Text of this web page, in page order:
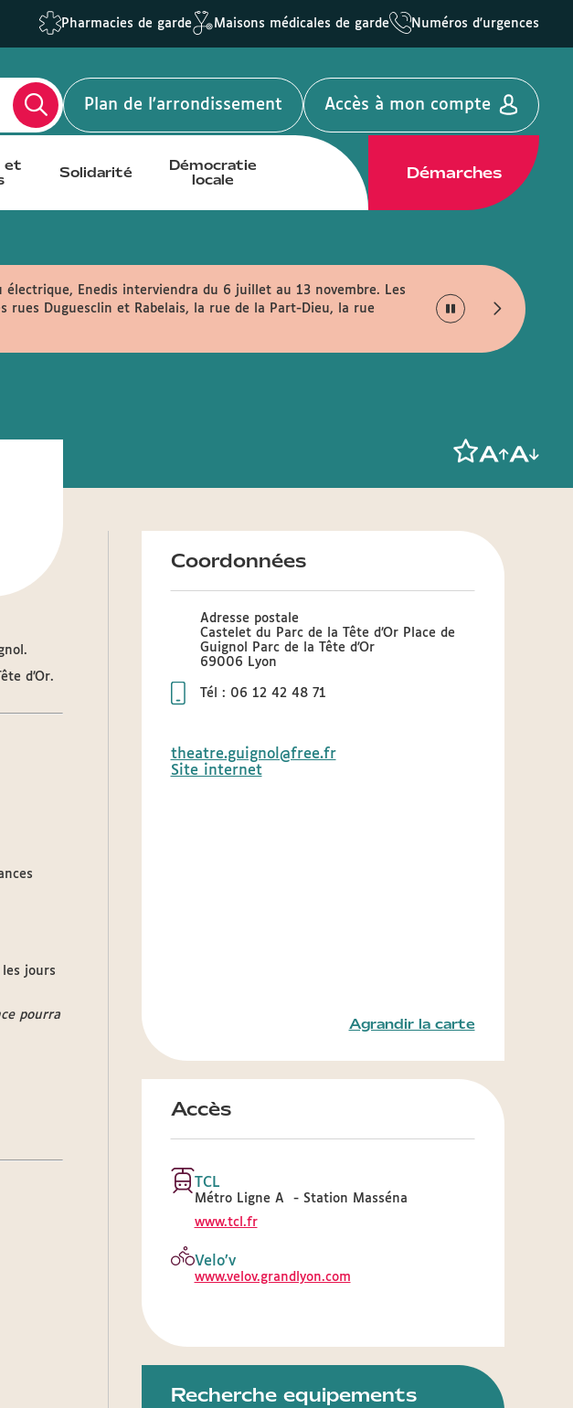
Pharmacies de garde Maisons médicales de garde Numéros d'urgences
Plan de l'arrondissement Accès à mon compte
et
Solidarité
Démocratie
locale
Démarches
électrique, Enedis interviendra du 6 juillet au 13 novembre. Les
rues Duguesclin et Rabelais, la rue de la Part-Dieu, la rue
Votre mairie passe à
lundi au vendredi
d’Or.
jours
pourra
Coordonnées
Adresse postale
Castelet du Parc de la Tête d’Or Place de
Guignol Parc de la Tête d'Or
69006 Lyon
Tél : 06 12 42 48 71
theatre.guignol@free.fr
Site internet
Agrandir la carte
Accès
TCL
Métro Ligne A - Station Masséna
www.tcl.fr
Velo’v
www.velov.grandlyon.com
Recherche equipements